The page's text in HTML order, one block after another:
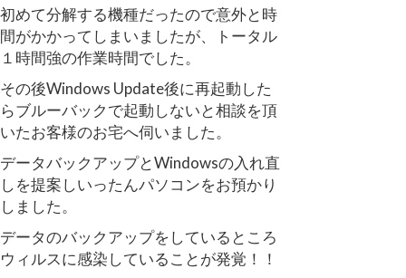
初めて分解する機種だったので意外と時
間がかかってしまいましたが、トータル
１時間強の作業時間でした。
その後Windows Update後に再起動した
らブルーバックで起動しないと相談を頂
いたお客様のお宅へ伺いました。
データバックアップとWindowsの入れ直
しを提案しいったんパソコンをお預かり
しました。
データのバックアップをしているところ
ウィルスに感染していることが発覚！！